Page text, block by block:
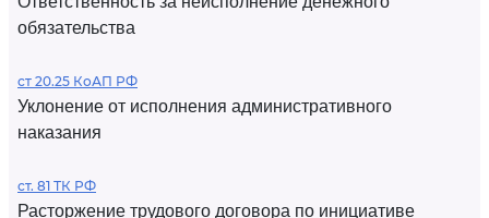
обязательства
ст 20.25 КоАП РФ
Уклонение от исполнения административного
наказания
ст. 81 ТК РФ
Расторжение трудового договора по инициативе